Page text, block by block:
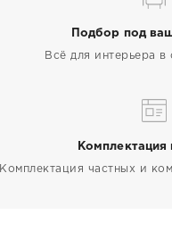
Подбор под
Всё для интерьера в
Комплектация
Комплектация частных и